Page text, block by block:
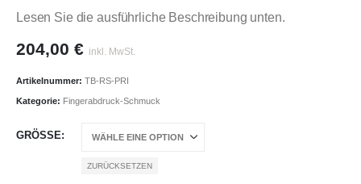
Lesen Sie die ausführliche Beschreibung unten.
204,00 € inkl. MwSt.
Artikelnummer: TB-RS-PRI
Kategorie: Fingerabdruck-Schmuck
GRÖSSE
ZURÜCKSETZEN